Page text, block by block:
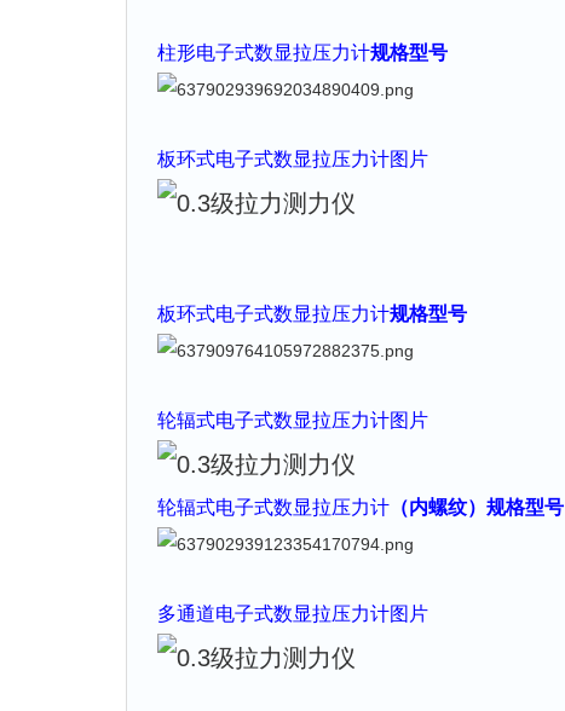
柱形电子式数显拉压力计规格型号
板环式电子式数显拉压力计图片
板环式电子式数显拉压力计规格型号
轮辐式电子式数显拉压力计图片
轮辐式电子式数显拉压力计 （内螺纹）规格型号
多通道电子式数显拉压力计图片